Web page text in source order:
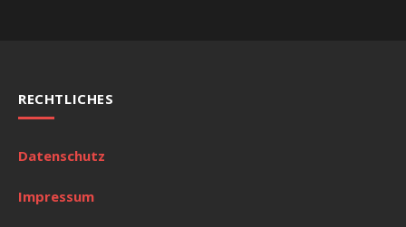
RECHTLICHES
Datenschutz
Impressum